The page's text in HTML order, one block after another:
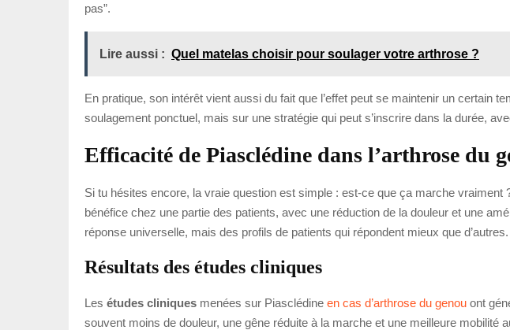
pas”.
Lire aussi : Quel matelas choisir pour soulager votre arthrose ?
En pratique, son intérêt vient aussi du fait que l’effet peut se maintenir un certain
soulagement ponctuel, mais sur une stratégie qui peut s’inscrire dans la durée,
Efficacité de Piasclédine dans l’arthrose du
Si tu hésites encore, la vraie question est simple : est-ce que ça marche
bénéfice chez une partie des patients, avec une réduction de la douleur et une
réponse universelle, mais des profils de patients qui répondent mieux que d’autres.
Résultats des études cliniques
Les études cliniques menées sur Piasclédine en cas d’arthrose du genou ont
souvent moins de douleur, une gêne réduite à la marche et une meilleure mobilité